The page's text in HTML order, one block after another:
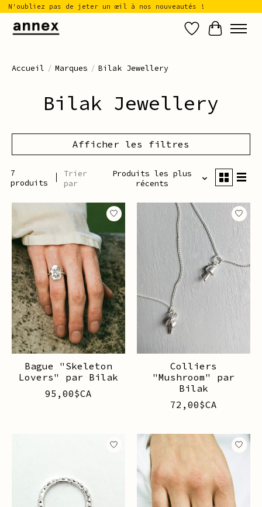
N'oubliez pas de jeter un œil à nos nouveautés !
Liste de
Panier
Accueil / Marques / Bilak Jewellery
Bilak Jewellery
Afficher les filtres
7
produits
Trier
par
Produits les plus
récents
Bague "Skeleton
Lovers" par Bilak
95,00$CA
Colliers
"Mushroom" par
Bilak
72,00$CA